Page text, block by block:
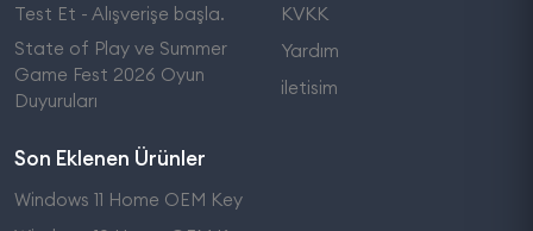
Test Et - Alışverişe başla.
State of Play ve Summer
Game Fest 2026 Oyun
Duyuruları
KVKK
Yardım
iletisim
Son Eklenen Ürünler
Windows 11 Home OEM Key